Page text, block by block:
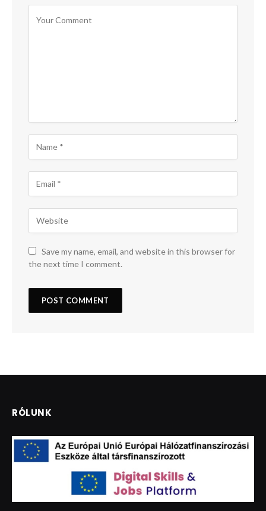
Save my name, email, and website in this browser for
the next time I comment.
RÓLUNK